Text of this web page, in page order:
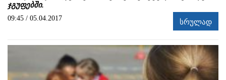
ჯგუფებში.
09:45 / 05.04.2017 სრულად